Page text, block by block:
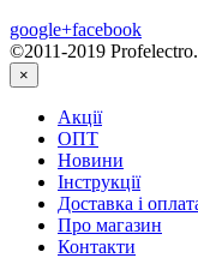
google+facebook
©2011-2019 Profelectro.
×
Акції
ОПТ
Новини
Інструкції
Доставка і
Про магазин
Контакти